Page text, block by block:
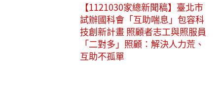
【1121030家總新聞稿】臺北市
試辦國科會「互助喘息」包容科
技創新計畫 照顧者志工與照服員
「二對多」照顧：解決人力荒、
互助不孤單